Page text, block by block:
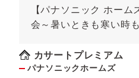
【パナソニック ホーム
会～暑いときも寒い時
カサートプレミアム
パナソニックホームズ